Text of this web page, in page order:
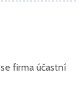
firma účastní